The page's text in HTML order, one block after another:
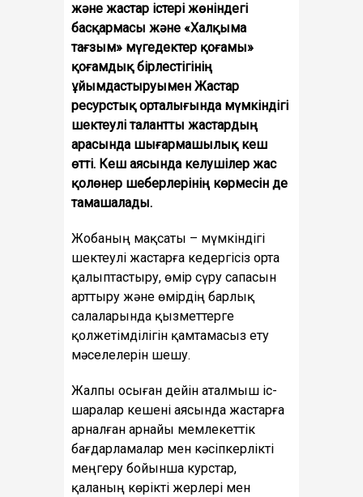
және жастар істері жөніндегі
басқармасы және «Халқыма
тағзым» мүгедектер қоғамы»
қоғамдық бірлестігінің
ұйымдастыруымен Жастар
ресурстық орталығында мүмкіндігі
шектеулі талантты жастардың
арасында шығармашылық кеш
өтті. Кеш аясында келушілер жас
қолөнер шеберлерінің көрмесін де
тамашалады.
Жобаның мақсаты – мүмкіндігі
шектеулі жастарға кедергісіз орта
қалыптастыру, өмір сүру сапасын
арттыру және өмірдің барлық
салаларында қызметтерге
қолжетімділігін қамтамасыз ету
мәселелерін шешу.
Жалпы осыған дейін аталмыш іс-
шаралар кешені аясында жастарға
арналған арнайы мемлекеттік
бағдарламалар мен кәсіпкерлікті
меңгеру бойынша курстар,
қаланың көрікті жерлері мен